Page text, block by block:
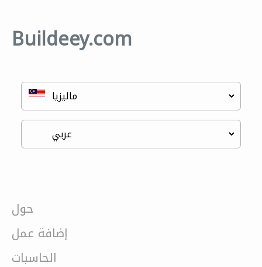
Buildeey.com
حول
إضافة عمل
الحاسبات